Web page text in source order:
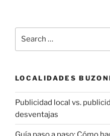
LOCALIDADES
Publicidad local vs.
desventajas